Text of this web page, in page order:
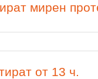
мирен
от 13 ч.